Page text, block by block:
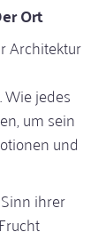
Ort
Architektur
Wie jedes
um sein
und
ihrer